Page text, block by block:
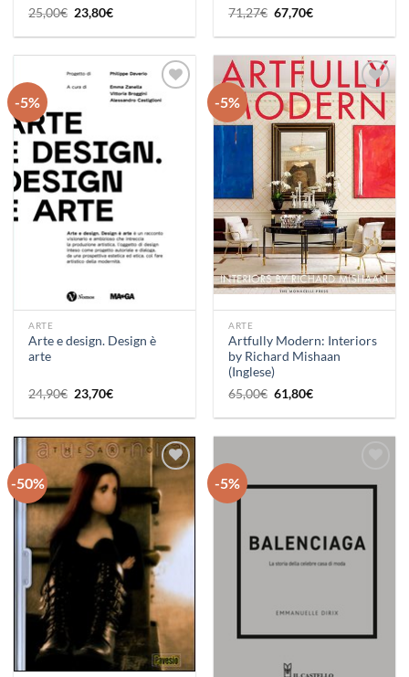
25,00€ Il
prezzo
originale
25,00€.
23,80€Il
attuale
23,80€.
71,27€ Il
prezzo
originale
71,27€.
67,70€Il
attuale
67,70€.
-5%
dei
ARTE
Arte e design. Design è
arte
24,90€ Il
prezzo
originale
24,90€.
23,70€Il
attuale
23,70€.
-5%
Aggiungi
alla lista
dei
desideri
ARTE
Artfully Modern: Interiors
by Richard Mishaan
(Inglese)
65,00€ Il
prezzo
originale
65,00€.
61,80€Il
attuale
61,80€.
-50%
Aggiungi
alla lista
dei
desideri
-5%
dei
desideri